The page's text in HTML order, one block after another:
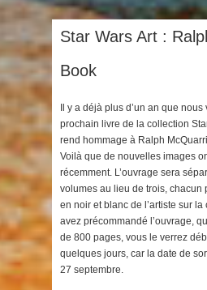
Star Wars Art :
Book
Il y a déjà plus d’un an que
prochain livre de la collection
rend hommage à Ralph
Voilà que de nouvelles images
récemment. L’ouvrage sera
volumes au lieu de trois, chacun
en noir et blanc de l’artiste sur
avez précommandé l’ouvrage,
de 800 pages, vous le verrez
quelques jours, car la date de
27 septembre.